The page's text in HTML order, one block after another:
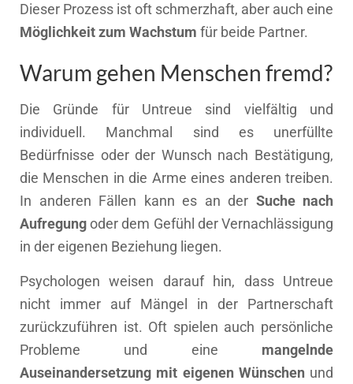
Dieser Prozess ist oft schmerzhaft, aber auch eine
Möglichkeit zum Wachstum für beide Partner.
Warum gehen Menschen fremd?
Die Gründe für Untreue sind vielfältig und
individuell. Manchmal sind es unerfüllte
Bedürfnisse oder der Wunsch nach Bestätigung,
die Menschen in die Arme eines anderen treiben.
In anderen Fällen kann es an der Suche nach
Aufregungoder dem Gefühl der Vernachlässigung
in der eigenen Beziehung liegen.
Psychologen weisen darauf hin, dass Untreue
nicht immer auf Mängel in der Partnerschaft
zurückzuführen ist. Oft spielen auch persönliche
Probleme und eine mangelnde
Auseinandersetzung mit eigenen Wünschen und